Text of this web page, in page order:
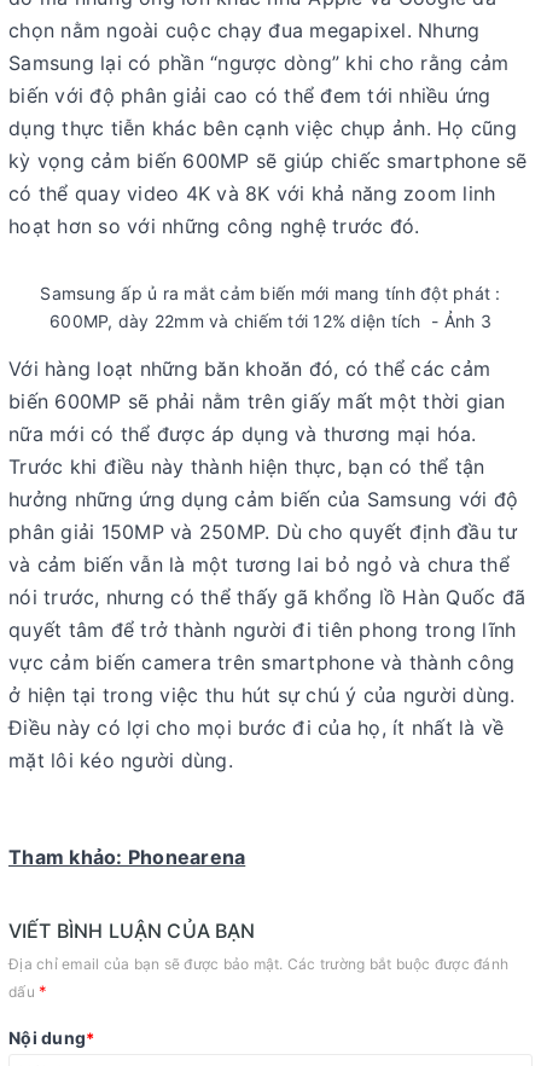
chọn nằm ngoài cuộc chạy đua megapixel. Nhưng
Samsung lại có phần “ngược dòng” khi cho rằng cảm
biến với độ phân giải cao có thể đem tới nhiều ứng
dụng thực tiễn khác bên cạnh việc chụp ảnh. Họ cũng
kỳ vọng cảm biến 600MP sẽ giúp chiếc smartphone sẽ
có thể quay video 4K và 8K với khả năng zoom linh
hoạt hơn so với những công nghệ trước đó.
Samsung ấp ủ ra mắt cảm biến mới mang tính đột phát :
600MP, dày 22mm và chiếm tới 12% diện tích - Ảnh 3
Với hàng loạt những băn khoăn đó, có thể các cảm
biến 600MP sẽ phải nằm trên giấy mất một thời gian
nữa mới có thể được áp dụng và thương mại hóa.
Trước khi điều này thành hiện thực, bạn có thể tận
hưởng những ứng dụng cảm biến của Samsung với độ
phân giải 150MP và 250MP. Dù cho quyết định đầu tư
và cảm biến vẫn là một tương lai bỏ ngỏ và chưa thể
nói trước, nhưng có thể thấy gã khổng lồ Hàn Quốc đã
quyết tâm để trở thành người đi tiên phong trong lĩnh
vực cảm biến camera trên smartphone và thành công
ở hiện tại trong việc thu hút sự chú ý của người dùng.
Điều này có lợi cho mọi bước đi của họ, ít nhất là về
mặt lôi kéo người dùng.
Tham khảo: Phonearena
VIẾT BÌNH LUẬN CỦA BẠN
Địa chỉ email của bạn sẽ được bảo mật. Các trường bắt buộc được đánh
dấu *
Nội dung*